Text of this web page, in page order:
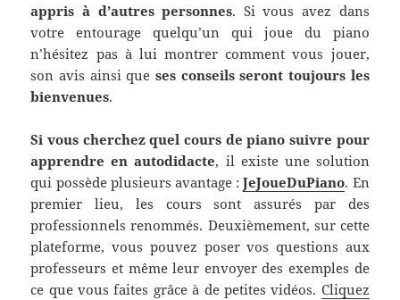
appris à d’autres personnes. Si vous avez dans
votre entourage quelqu’un qui joue du piano
n’hésitez pas à lui montrer comment vous jouer,
son avis ainsi que ses conseils seront toujours les
bienvenues.
Si vous cherchez quel cours de piano suivre pour
apprendre en autodidacte, il existe une solution
qui possède plusieurs avantage :JeJoueDuPiano. En
premier lieu, les cours sont assurés par des
professionnels renommés. Deuxièmement, sur cette
plateforme, vous pouvez poser vos questions aux
professeurs et même leur envoyer des exemples de
ce que vous faites grâce à de petites vidéos. Cliquez